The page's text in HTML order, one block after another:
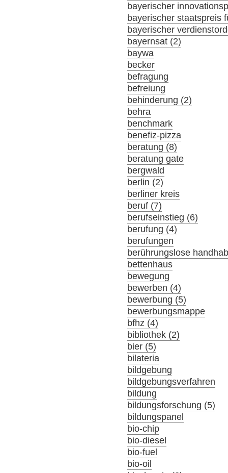
bayerischer
bayerischer staatspreis
bayerischer
bayernsat (2)
baywa
becker
befragung
befreiung
behinderung (2)
behra
benchmark
benefiz-pizza
beratung (8)
beratung gate
bergwald
berlin (2)
berliner kreis
beruf (7)
berufseinstieg (6)
berufung (4)
berufungen
berührungslose
bettenhaus
bewegung
bewerben (4)
bewerbung (5)
bewerbungsmappe
bfhz (4)
bibliothek (2)
bier (5)
bilateria
bildgebung
bildgebungsverfahren
bildung
bildungsforschung (5)
bildungspanel
bio-chip
bio-diesel
bio-fuel
bio-oil